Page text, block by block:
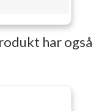
har også